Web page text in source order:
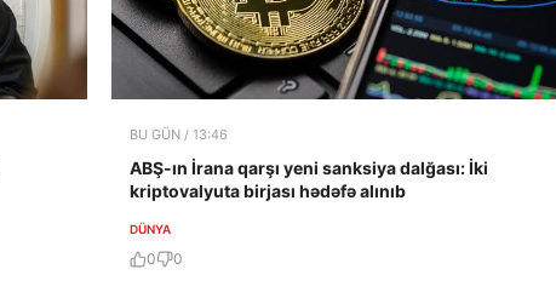
BU GÜN / 13:46
ABŞ-ın İrana qarşı yeni sanksiya dalğası: İki
kriptovalyuta birjası hədəfə alınıb
DÜNYA
0 0